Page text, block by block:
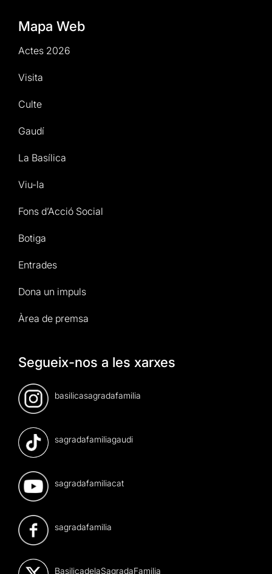
Mapa Web
Actes 2026
Visita
Culte
Gaudí
La Basílica
Viu-la
Fons d’Acció Social
Botiga
Entrades
Dona un impuls
Àrea de premsa
Segueix-nos a les xarxes
basilicasagradafamilia
sagradafamiliagaudi
sagradafamiliacat
sagradafamilia
BasilicadelaSagradaFamilia